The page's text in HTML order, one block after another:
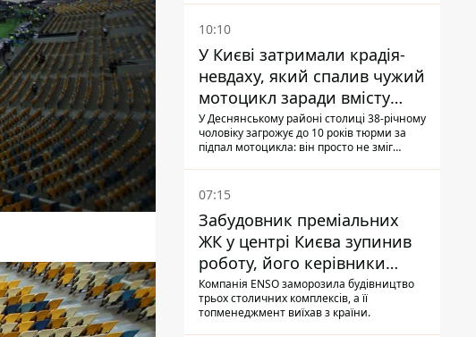
10:10
У Києві затримали крадія-
невдаху, який спалив чужий
мотоцикл заради вмісту
багажника
У Деснянському районі столиці 38-річному
чоловіку загрожує до 10 років тюрми за
підпал мотоцикла: він просто не зміг
07:15
Забудовник преміальних
ЖК у центрі Києва зупинив
роботу, його керівники
втекли з України - Bihus.info
Компанія ENSO заморозила будівництво
трьох столичних комплексів, а її
топменеджмент виїхав з країни.